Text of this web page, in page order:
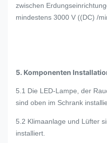
zwischen
mindestens 3000 V ((DC) /
5. Komponenten
5.1 Die LED-Lampe, der
sind oben im Schrank
5.2 Klimaanlage und Lüfter
installiert.